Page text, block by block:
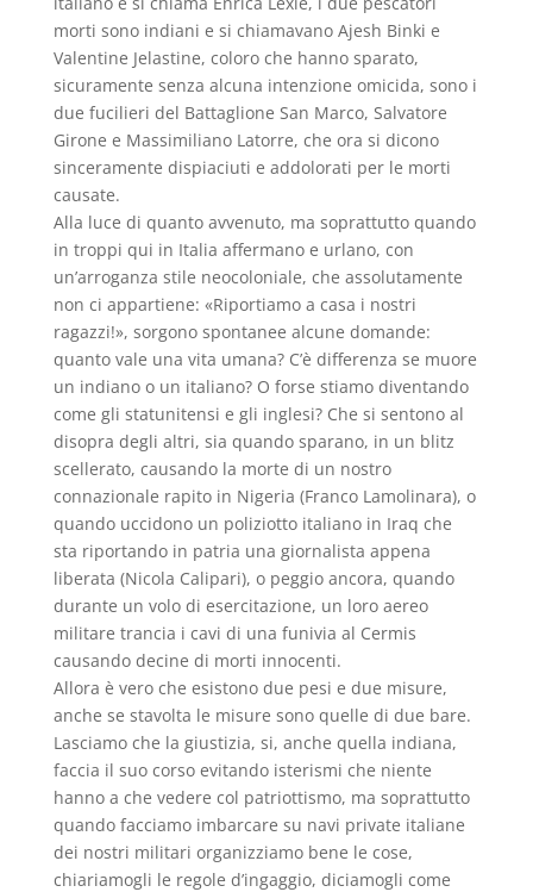
morti sono indiani e si chiamavano Ajesh Binki e
Valentine Jelastine, coloro che hanno sparato,
sicuramente senza alcuna intenzione omicida, sono i
due fucilieri del Battaglione San Marco, Salvatore
Girone e Massimiliano Latorre, che ora si dicono
sinceramente dispiaciuti e addolorati per le morti
causate.
Alla luce di quanto avvenuto, ma soprattutto quando
in troppi qui in Italia affermano e urlano, con
un’arroganza stile neocoloniale, che assolutamente
non ci appartiene: «Riportiamo a casa i nostri
ragazzi!», sorgono spontanee alcune domande:
quanto vale una vita umana? C’è differenza se muore
un indiano o un italiano? O forse stiamo diventando
come gli statunitensi e gli inglesi? Che si sentono al
disopra degli altri, sia quando sparano, in un blitz
scellerato, causando la morte di un nostro
connazionale rapito in Nigeria (Franco Lamolinara), o
quando uccidono un poliziotto italiano in Iraq che
sta riportando in patria una giornalista appena
liberata (Nicola Calipari), o peggio ancora, quando
durante un volo di esercitazione, un loro aereo
militare trancia i cavi di una funivia al Cermis
causando decine di morti innocenti.
Allora è vero che esistono due pesi e due misure,
anche se stavolta le misure sono quelle di due bare.
Lasciamo che la giustizia, si, anche quella indiana,
faccia il suo corso evitando isterismi che niente
hanno a che vedere col patriottismo, ma soprattutto
quando facciamo imbarcare su navi private italiane
dei nostri militari organizziamo bene le cose,
chiariamogli le regole d’ingaggio, diciamogli come